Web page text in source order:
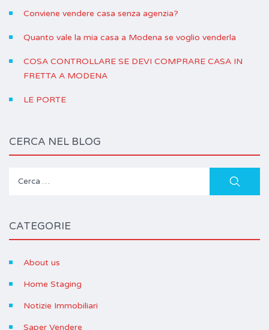
Conviene vendere casa senza agenzia?
Quanto vale la mia casa a Modena se voglio venderla
COSA CONTROLLARE SE DEVI COMPRARE CASA IN
FRETTA A MODENA
LE PORTE
CERCA NEL BLOG
Ricerca
CATEGORIE
About us
Home Staging
Notizie Immobiliari
Saper Vendere